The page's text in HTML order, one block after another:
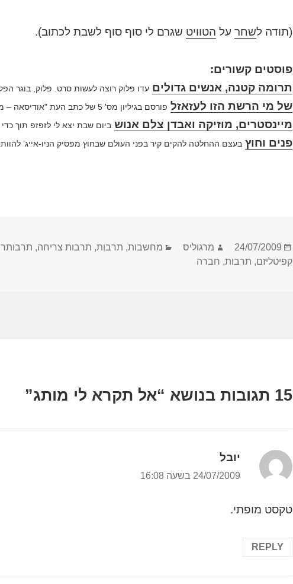
(תודה לשחר על הטוויט שגרם לי סוף סוף לשבת לכתוב).
פוסטים קשורים:
תרומה קטנה, אנשים גדולים עדו פלוק רוצה לעשות סרט. פלוק, בוגר
של מי הרשת הזו לעזאזל פורסם בגיליון מס' 5 של כתב העת "אודיסאה – מסע...
מיינסטרים, מוזיקה ואבדן צלם אנוש ביום שבת יצא לי לזפזפ תוך כדי
פנים וחוץ בעצם ההחלטה להקים קיר בפני העולם שבחוץ מפסיק הניו-אייג’
פורסם
בתאריך
24/07/2009 מחבר
מרגוליס קטגוריות
מחשבות, תרבות, תרבות צריחה,
קפיטליזם, תרבות, חברה
15 תגובות בנושא “אל תקרא לי מותג”
יובלהגיב:
24/07/2009 בשעה 16:08
טקסט מופתי.
REPLY